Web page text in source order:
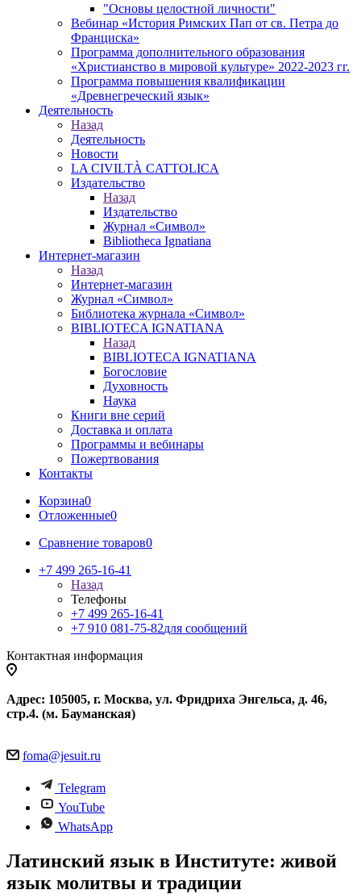
"Основы целостной личности"
Вебинар «История Римских Пап от св. Петра до
Франциска»
Программа дополнительного образования
«Христианство в мировой культуре» 2022-2023 гг.
Программа повышения квалификации
«Древнегреческий язык»
Деятельность
Назад
Деятельность
Новости
LA CIVILTÀ CATTOLICA
Издательство
Назад
Издательство
Журнал «Символ»
Bibliotheca Ignatiana
Интернет-магазин
Назад
Интернет-магазин
Журнал «Символ»
Библиотека журнала «Символ»
BIBLIOTECA IGNATIANA
Назад
BIBLIOTECA IGNATIANA
Богословие
Духовность
Наука
Книги вне серий
Доставка и оплата
Программы и вебинары
Пожертвования
Контакты
Корзина0
Отложенные0
Сравнение товаров0
+7 499 265-16-41
Назад
Телефоны
+7 499 265-16-41
+7 910 081-75-82для сообщений
Контактная информация
Адрес: 105005, г. Москва, ул. Фридриха Энгельса, д. 46,
стр.4. (м. Бауманская)
foma@jesuit.ru
Telegram
YouTube
WhatsApp
Латинский язык в Институте: живой
язык молитвы и традиции